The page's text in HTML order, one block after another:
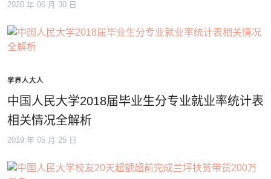
2020 年 06 月 30 日
学界人大人
中国人民大学2018届毕业生分专业就业率统计表
相关情况全解析
2019 年 05 月 25 日